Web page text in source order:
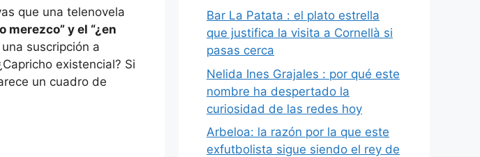
que una telenovela
merezco” y el “¿en
suscripción a
existencial? Si
un cuadro de
Bar La Patata : el plato estrella
que justifica la visita a Cornellà si
pasas cerca
Nelida Ines Grajales : por qué este
nombre ha despertado la
curiosidad de las redes hoy
Arbeloa: la razón por la que este
exfutbolista sigue siendo el rey de